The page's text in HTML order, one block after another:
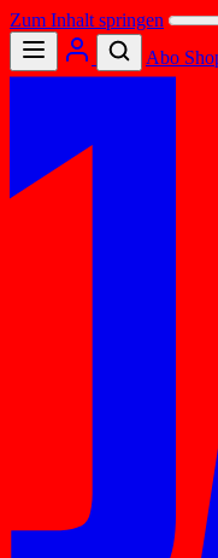
Zum Inhalt springen
Abo